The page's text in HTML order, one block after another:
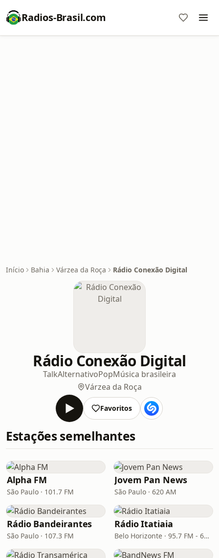
Radios-Brasil.com
Início Bahia Várzea da Roça Rádio Conexão Digital
Rádio Conexão Digital
TalkAlternativoPopMúsica brasileira
Várzea da Roça
Favoritos
Estações semelhantes
Alpha FM
São Paulo · 101.7 FM
Jovem Pan News
São Paulo · 620 AM
Rádio Bandeirantes
São Paulo · 107.3 FM
Rádio Itatiaia
Belo Horizonte · 95.7 FM - 610 AM